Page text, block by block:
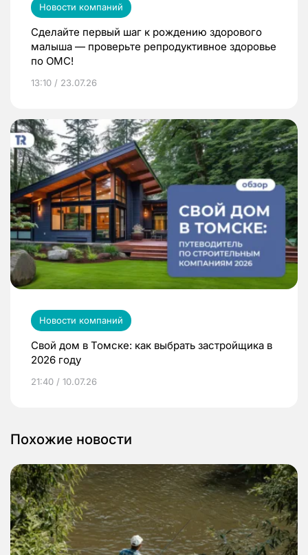
Новости компаний
Сделайте первый шаг к рождению здорового
малыша — проверьте репродуктивное здоровье
по ОМС!
13:10 / 23.07.26
Новости компаний
Свой дом в Томске: как выбрать застройщика в
2026 году
21:40 / 10.07.26
Похожие новости